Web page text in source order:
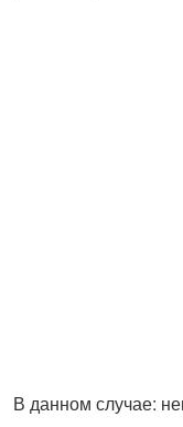
В данном случае: